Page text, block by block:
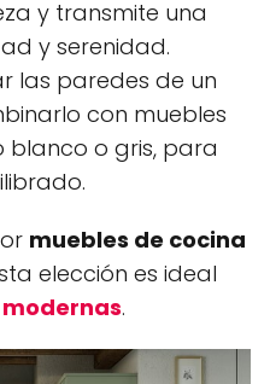
y transmite una
y serenidad.
las paredes de un
con muebles
blanco o gris, para
muebles de cocina
elección es ideal
.